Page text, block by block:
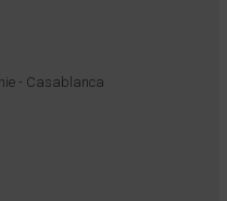
- Casablanca